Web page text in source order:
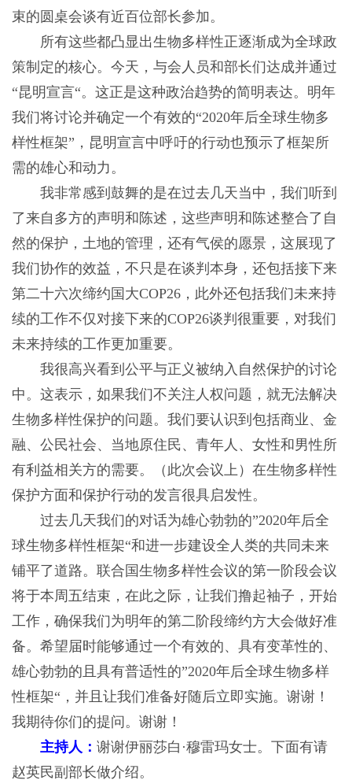
束的圆桌会谈有近百位部长参加。
所有这些都凸显出生物多样性正逐渐成为全球政
策制定的核心。今天，与会人员和部长们达成并通过
“昆明宣言“。这正是这种政治趋势的简明表达。明年
我们将讨论并确定一个有效的“2020年后全球生物多
样性框架”，昆明宣言中呼吁的行动也预示了框架所
需的雄心和动力。
我非常感到鼓舞的是在过去几天当中，我们听到
了来自多方的声明和陈述，这些声明和陈述整合了自
然的保护，土地的管理，还有气侯的愿景，这展现了
我们协作的效益，不只是在谈判本身，还包括接下来
第二十六次缔约国大COP26，此外还包括我们未来持
续的工作不仅对接下来的COP26谈判很重要，对我们
未来持续的工作更加重要。
我很高兴看到公平与正义被纳入自然保护的讨论
中。这表示，如果我们不关注人权问题，就无法解决
生物多样性保护的问题。我们要认识到包括商业、金
融、公民社会、当地原住民、青年人、女性和男性所
有利益相关方的需要。（此次会议上）在生物多样性
保护方面和保护行动的发言很具启发性。
过去几天我们的对话为雄心勃勃的”2020年后全
球生物多样性框架“和进一步建设全人类的共同未来
铺平了道路。联合国生物多样性会议的第一阶段会议
将于本周五结束，在此之际，让我们撸起袖子，开始
工作，确保我们为明年的第二阶段缔约方大会做好准
备。希望届时能够通过一个有效的、具有变革性的、
雄心勃勃的且具有普适性的”2020年后全球生物多样
性框架“，并且让我们准备好随后立即实施。谢谢！
我期待你们的提问。谢谢！
主持人： 谢谢伊丽莎白·穆雷玛女士。下面有请
赵英民副部长做介绍。